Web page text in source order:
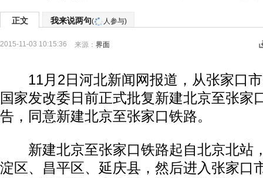
正文 我来说两句( 人参与)
2015-11-03 10:15:36 来源： 界面
11月2日河北新闻网报道，从张家口市
国家发改委日前正式批复新建北京至张家
告，同意新建北京至张家口铁路。
新建北京至张家口铁路起自北京北站
淀区、昌平区、延庆县，然后进入张家口